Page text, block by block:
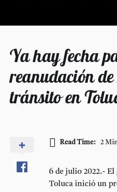
Ya hay fecha
reanudación
tránsito en
Read Time: 2
6 de julio 2022.-
Toluca inició un